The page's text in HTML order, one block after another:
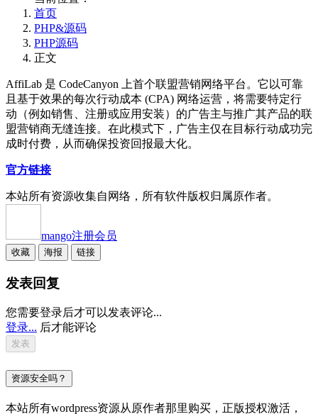
首页
PHP&源码
PHP源码
正文
AffiLab 是 CodeCanyon 上首个联盟营销网络平台。它以可靠
且基于效果的每次行动成本 (CPA) 网络运营，将需要特定行
动（例如销售、注册或应用安装）的广告主与推广其产品的联
盟营销商无缝连接。在此模式下，广告主仅在目标行动成功完
成时付费，从而确保投资回报最大化。
官方链接
本站所有资源收集自网络，所有软件版权归属原作者。
mango注册会员
收藏 海报 链接
发表回复
您需要登录后才可以发表评论...
登录... 后才能评论
资源安全吗？
本站所有wordpress资源从原作者那里购买，正版授权激活，